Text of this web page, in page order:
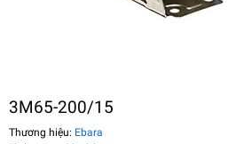
3M65-200/15
Thương hiệu: Ebara